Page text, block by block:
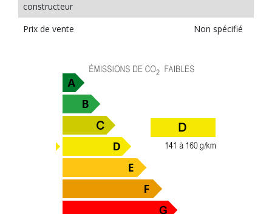
constructeur
Prix de vente
Non spécifié